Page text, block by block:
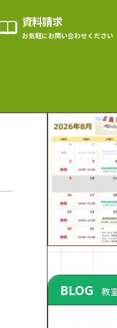
資料請求
お気軽にお問い合わせください
BLOG 教